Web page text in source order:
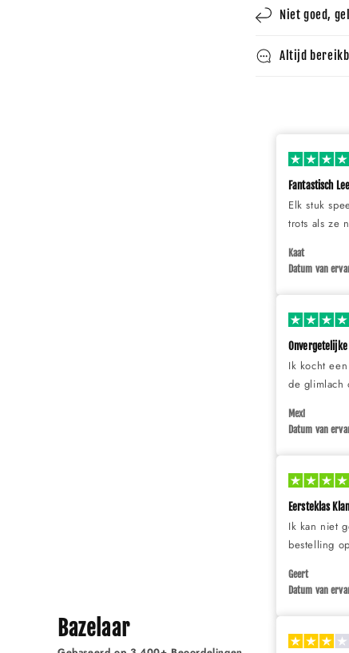
Niet goed,
Altijd
Bazelaar
Fantastisch
Elk stuk
trots als ze
Kaat
Datum van
Ik kocht
de glimlach
Mexi
Datum van
Eersteklas
Ik kan niet
bestelling
Geert
Datum van